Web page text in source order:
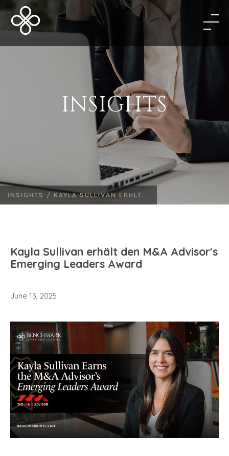
INSIGHTS
INSIGHTS / KAYLA SULLIVAN ERHLT...
Kayla Sullivan erhält den M&A Advisor's
Emerging Leaders Award
June 13, 2025